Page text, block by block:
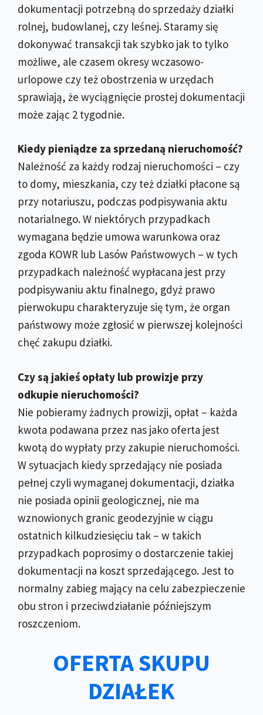
dokumentacji potrzebną do sprzedaży działki
rolnej, budowlanej, czy leśnej. Staramy się
dokonywać transakcji tak szybko jak to tylko
możliwe, ale czasem okresy wczasowo-
urlopowe czy też obostrzenia w urzędach
sprawiają, że wyciągnięcie prostej dokumentacji
może zając 2 tygodnie.
Kiedy pieniądze za sprzedaną nieruchomość?
Należność za każdy rodzaj nieruchomości – czy
to domy, mieszkania, czy też działki płacone są
przy notariuszu, podczas podpisywania aktu
notarialnego. W niektórych przypadkach
wymagana będzie umowa warunkowa oraz
zgoda KOWR lub Lasów Państwowych – w tych
przypadkach należność wypłacana jest przy
podpisywaniu aktu finalnego, gdyż prawo
pierwokupu charakteryzuje się tym, że organ
państwowy może zgłosić w pierwszej kolejności
chęć zakupu działki.
Czy są jakieś opłaty lub prowizje przy
odkupie nieruchomości?
Nie pobieramy żadnych prowizji, opłat – każda
kwota podawana przez nas jako oferta jest
kwotą do wypłaty przy zakupie nieruchomości.
W sytuacjach kiedy sprzedający nie posiada
pełnej czyli wymaganej dokumentacji, działka
nie posiada opinii geologicznej, nie ma
wznowionych granic geodezyjnie w ciągu
ostatnich kilkudziesięciu tak – w takich
przypadkach poprosimy o dostarczenie takiej
dokumentacji na koszt sprzedającego. Jest to
normalny zabieg mający na celu zabezpieczenie
obu stron i przeciwdziałanie późniejszym
roszczeniom.
OFERTA SKUPU
DZIAŁEK